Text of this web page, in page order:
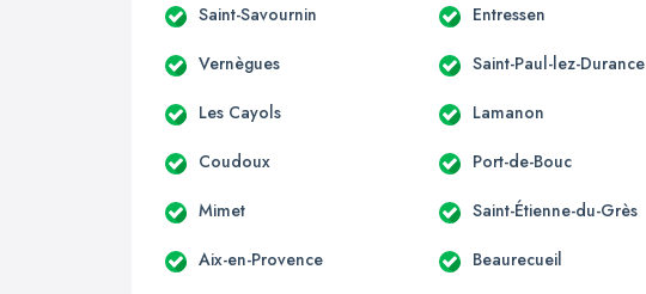
Saint-Savournin Entressen
Vernègues Saint-Paul-lez-Durance
Les Cayols Lamanon
Coudoux Port-de-Bouc
Mimet Saint-Étienne-du-Grès
Aix-en-Provence Beaurecueil